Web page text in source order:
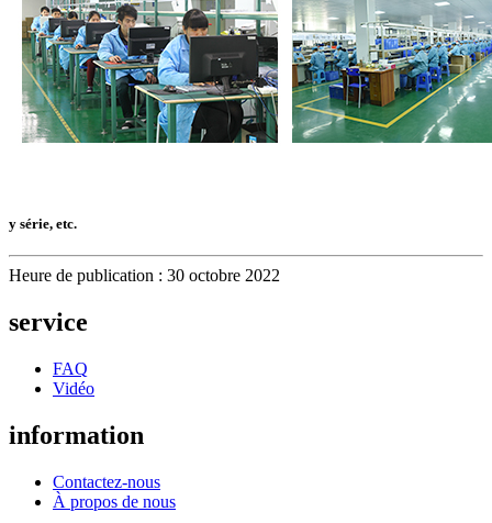
y série, etc.
Heure de publication : 30 octobre 2022
service
FAQ
Vidéo
information
Contactez-nous
À propos de nous